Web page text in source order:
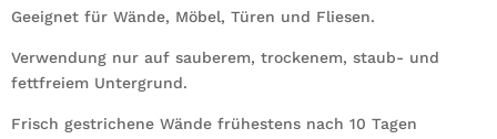
Geeignet für Wände, Möbel, Türen und Fliesen.
Verwendung nur auf sauberem, trockenem, staub- und
fettfreiem Untergrund.
Frisch gestrichene Wände frühestens nach 10 Tagen